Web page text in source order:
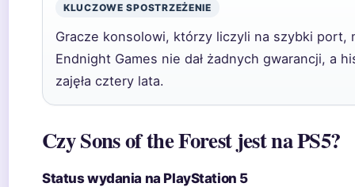
KLUCZOWE SPOSTRZEŻENIE
Gracze konsolowi, którzy liczyli na szybki port,
Endnight Games nie dał żadnych gwarancji, a
zajęła cztery lata.
Czy Sons of the Forest jest na PS5?
Status wydania na PlayStation 5